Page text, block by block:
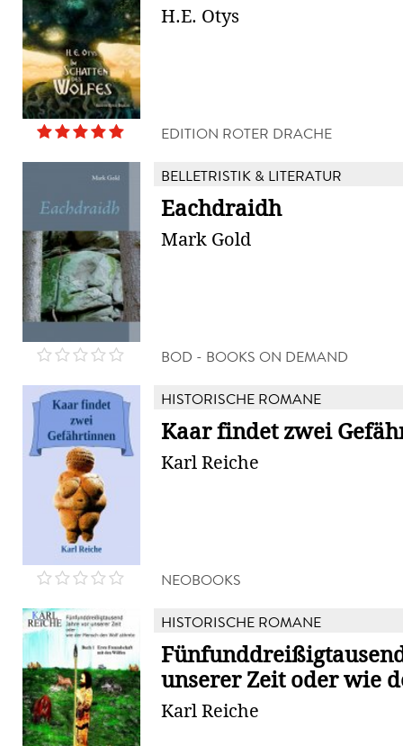
H.E. Otys
EDITION ROTER DRACHE
BELLETRISTIK & LITERATUR
Eachdraidh
Mark Gold
BOD - BOOKS ON DEMAND
HISTORISCHE ROMANE
Kaar findet zwei
Karl Reiche
NEOBOOKS
HISTORISCHE ROMANE
unserer Zeit oder wie
Karl Reiche